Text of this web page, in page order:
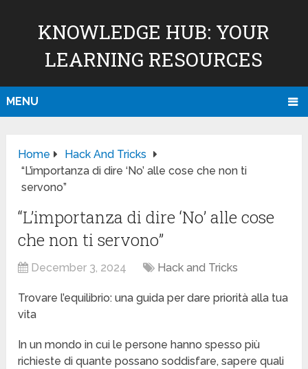
KNOWLEDGE HUB: YOUR
LEARNING RESOURCES
MENU
Home
Hack And Tricks
“L’importanza di dire ‘No’ alle cose che non ti
servono”
“L’importanza di dire ‘No’ alle cose
che non ti servono”
December 3, 2024 Hack and Tricks
Trovare l’equilibrio: una guida per dare priorità alla tua
vita
In un mondo in cui le persone hanno spesso più
richieste di quante possano soddisfare, sapere quali